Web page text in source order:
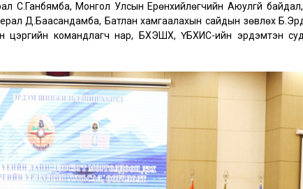
С.Ганбямба, Монгол Улсын Ерөнхийлөгчийн Аюулгүй
Д.Баасандамба, Батлан хамгаалахын сайдын зөвлөх
командлагч нар, БХЭШХ, ҮБХИС-ийн эрдэмтэн